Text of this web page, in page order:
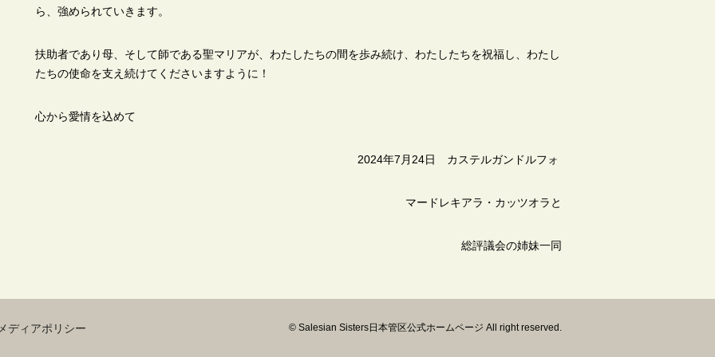
ら、強められていきます。
扶助者であり母、そして師である聖マリアが、わたしたちの間を歩み続け、わたしたちを祝福し、わたし
たちの使命を支え続けてくださいますように！
心から愛情を込めて
2024年7月24日 カステルガンドルフォ
マードレキアラ・カッツオラと
総評議会の姉妹一同
ディアポリシー © Salesian Sisters日本管区公式ホームページ All right reserved.